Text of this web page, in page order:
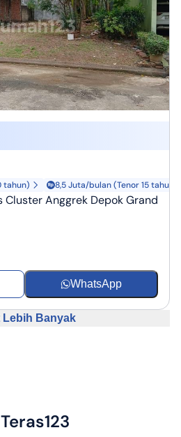
tahun) 8,5 Juta/bulan (Tenor 15 tahun)
Cluster Anggrek Depok Grand
WhatsApp
Lebih Banyak